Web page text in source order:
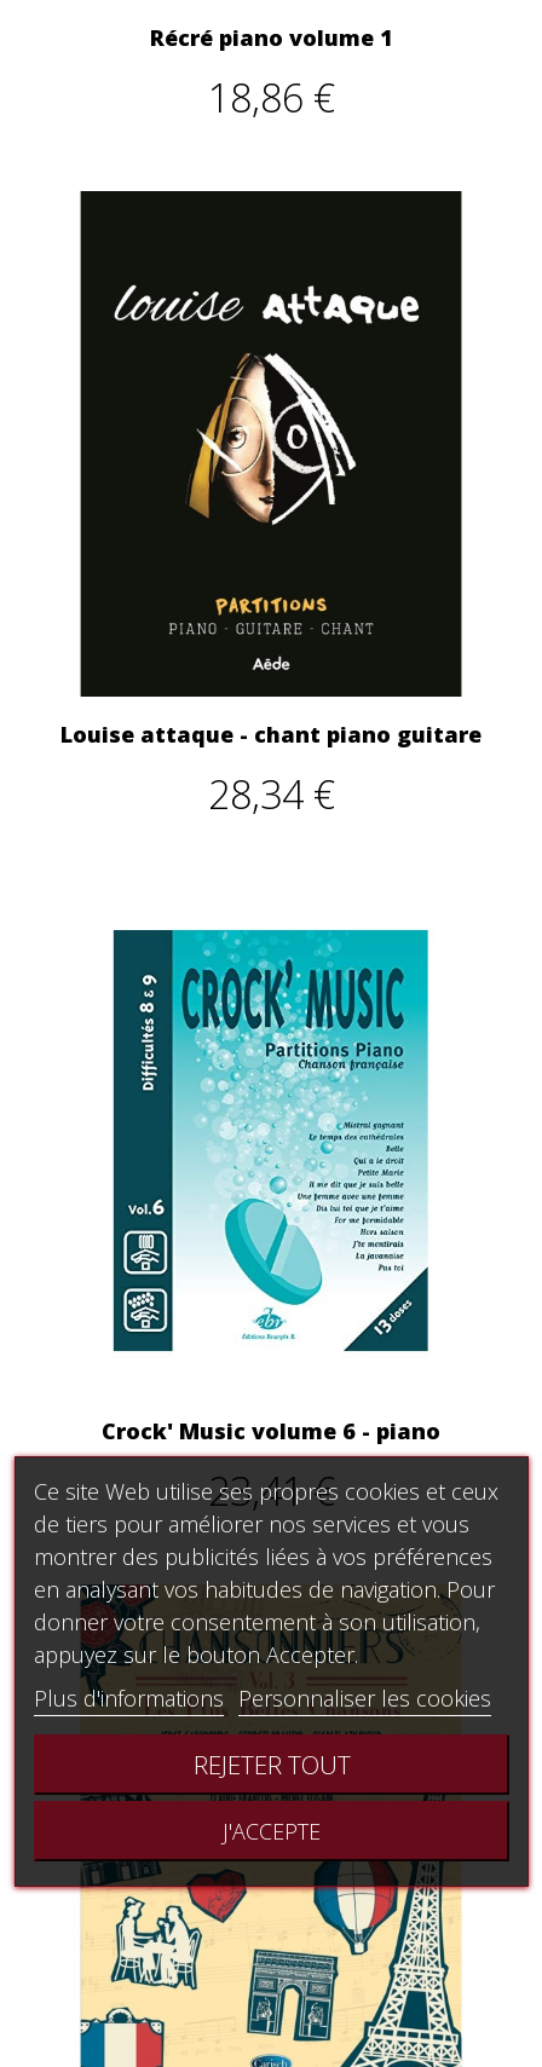
Récré piano volume 1
18,86 €
Louise attaque - chant piano guitare
28,34 €
Crock' Music volume 6 - piano
23,41 €
Ce site Web utilise ses propres cookies et ceux
de tiers pour améliorer nos services et vous
montrer des publicités liées à vos préférences
en analysant vos habitudes de navigation. Pour
donner votre consentement à son utilisation,
appuyez sur le bouton Accepter.
Plus d'informations
Personnaliser les cookies
REJETER TOUT
J'ACCEPTE